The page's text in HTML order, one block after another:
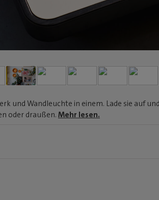
und Wandleuchte in einem. Lade sie auf
oder draußen. Mehr lesen.